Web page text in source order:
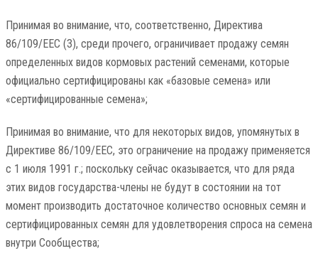
Принимая во внимание, что, соответственно, Директива
86/109/EEC (3), среди прочего, ограничивает продажу семян
определенных видов кормовых растений семенами, которые
официально сертифицированы как «базовые семена» или
«сертифицированные семена»;
Принимая во внимание, что для некоторых видов, упомянутых в
Директиве 86/109/ЕЕС, это ограничение на продажу применяется
с 1 июля 1991 г.; поскольку сейчас оказывается, что для ряда
этих видов государства-члены не будут в состоянии на тот
момент производить достаточное количество основных семян и
сертифицированных семян для удовлетворения спроса на семена
внутри Сообщества;